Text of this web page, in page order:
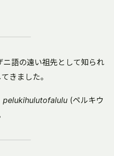
語の遠い祖先として知られ
きました。
pelukihulutofalulu (ペルキウ